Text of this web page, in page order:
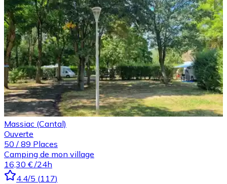
Massiac (Cantal)
Ouverte
50 / 89 Places
Camping de mon village
16,30 € /24h
4.4/5 (117)